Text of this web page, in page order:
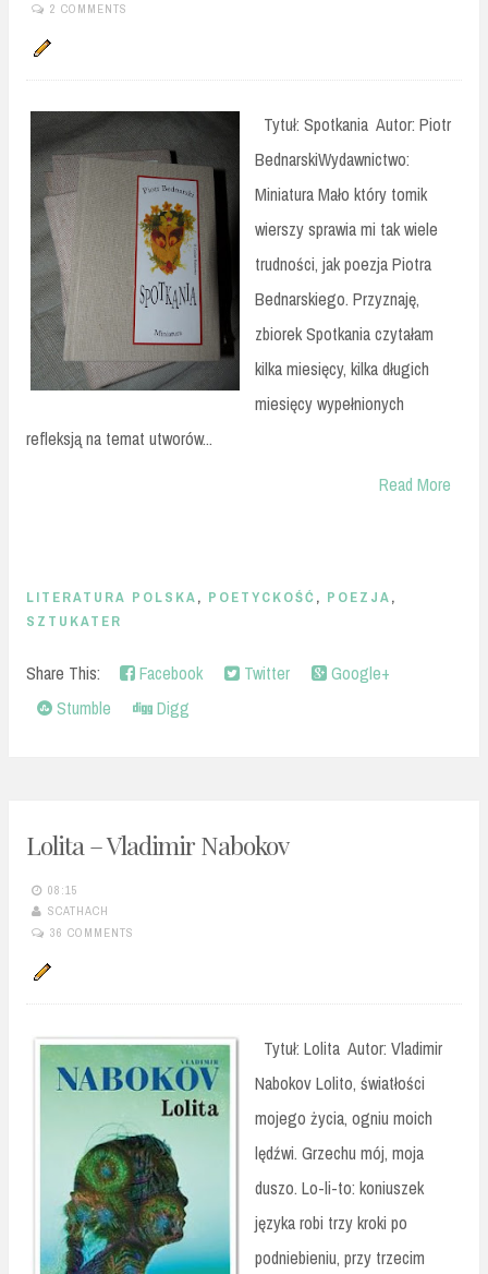
2 COMMENTS
Tytuł: Spotkania Autor: Piotr
BednarskiWydawnictwo:
Miniatura Mało który tomik
wierszy sprawia mi tak wiele
trudności, jak poezja Piotra
Bednarskiego. Przyznaję,
zbiorek Spotkania czytałam
kilka miesięcy, kilka długich
miesięcy wypełnionych
refleksją na temat utworów...
Read More
LITERATURA POLSKA, POETYCKOŚĆ , POEZJA,
SZTUKATER
Share This: Facebook Twitter
Google+
Stumble
Digg
Lolita – Vladimir Nabokov
08:15
SCATHACH
36 COMMENTS
Tytuł: Lolita Autor: Vladimir
Nabokov Lolito, światłości
mojego życia, ogniu moich
lędźwi. Grzechu mój, moja
duszo. Lo-li-to: koniuszek
języka robi trzy kroki po
podniebieniu, przy trzecim